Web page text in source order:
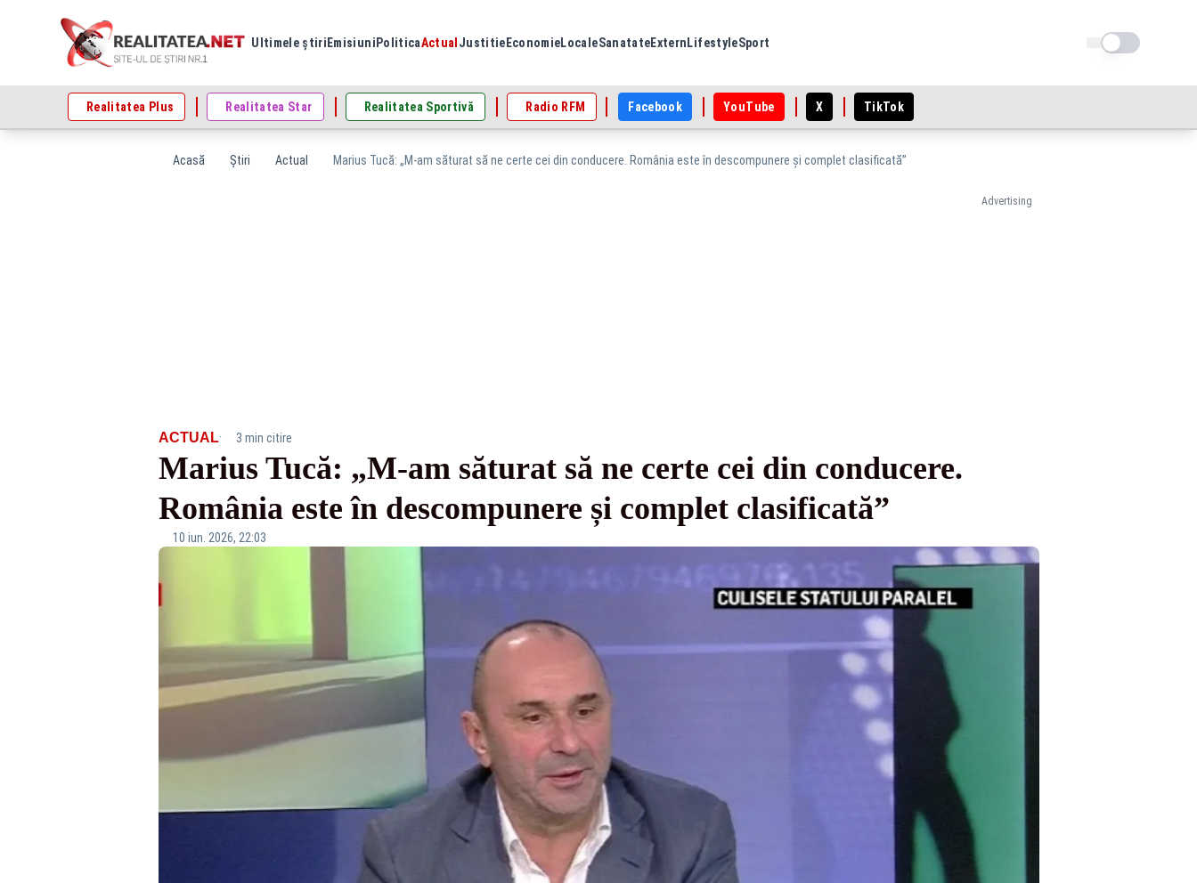
Ultimele știri Emisiuni PoliticaActual Justitie EconomieLocaleSanatateExtern LifestyleSport Schimba tema
Realitatea Plus Realitatea Star Realitatea Sportivă Radio RFM Facebook YouTube X TikTok
Acasă Știri Actual Marius Tucă: „M-am săturat să ne certe cei din conducere. România este în descompunere și complet clasificată”
Advertising
ACTUAL· 3 min citire
Marius Tucă: „M-am săturat să ne certe cei din conducere.
România este în descompunere și complet clasificată”
10 iun. 2026, 22:03